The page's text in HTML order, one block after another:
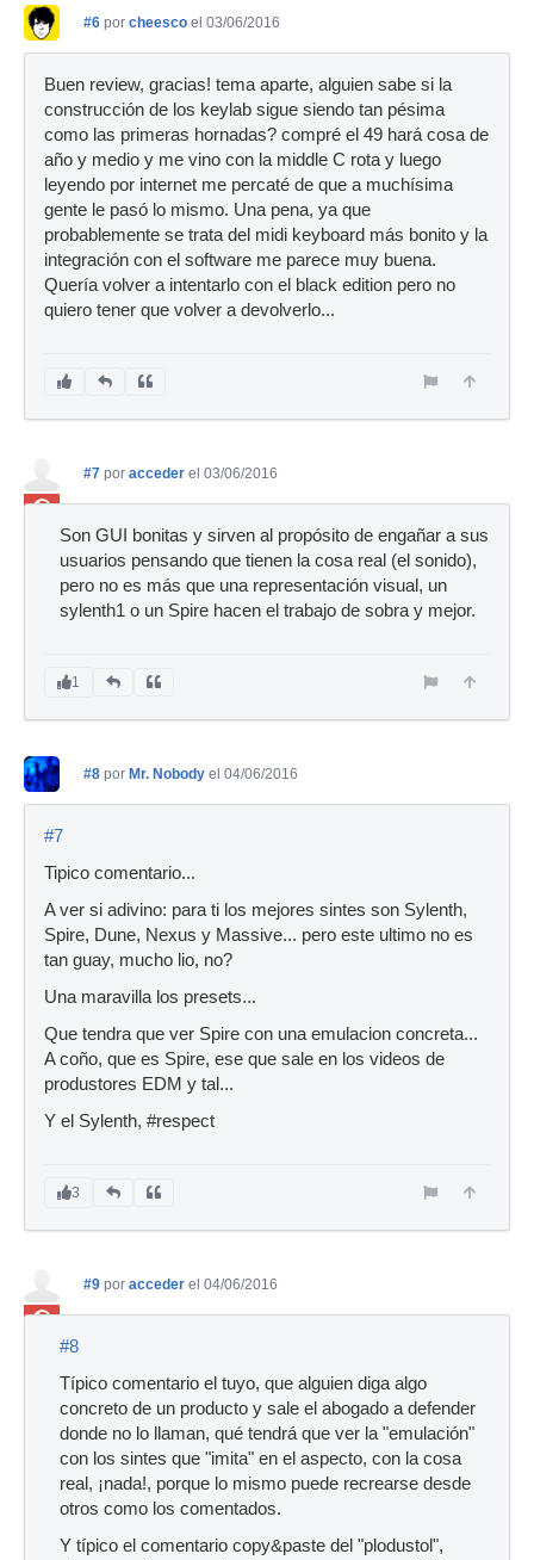
#6 por cheesco el 03/06/2016
Buen review, gracias! tema aparte, alguien sabe si la
construcción de los keylab sigue siendo tan pésima
como las primeras hornadas? compré el 49 hará cosa de
año y medio y me vino con la middle C rota y luego
leyendo por internet me percaté de que a muchísima
gente le pasó lo mismo. Una pena, ya que
probablemente se trata del midi keyboard más bonito y la
integración con el software me parece muy buena.
Quería volver a intentarlo con el black edition pero no
quiero tener que volver a devolverlo...
#7 por acceder el 03/06/2016
Son GUI bonitas y sirven al propósito de engañar a sus
usuarios pensando que tienen la cosa real (el sonido),
pero no es más que una representación visual, un
sylenth1 o un Spire hacen el trabajo de sobra y mejor.
1
#8 por Mr. Nobody el 04/06/2016
#7
Tipico comentario...
A ver si adivino: para ti los mejores sintes son Sylenth,
Spire, Dune, Nexus y Massive... pero este ultimo no es
tan guay, mucho lio, no?
Una maravilla los presets...
Que tendra que ver Spire con una emulacion concreta...
A coño, que es Spire, ese que sale en los videos de
produstores EDM y tal...
Y el Sylenth, #respect
3
Ban
#9 por acceder el 04/06/2016
#8
Típico comentario el tuyo, que alguien diga algo
concreto de un producto y sale el abogado a defender
donde no lo llaman, qué tendrá que ver la "emulación"
con los sintes que "imita" en el aspecto, con la cosa
real, ¡nada!, porque lo mismo puede recrearse desde
otros como los comentados.
Y típico el comentario copy&paste del "plodustol",